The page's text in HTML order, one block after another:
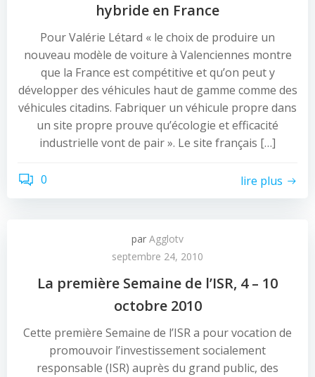
hybride en France
Pour Valérie Létard « le choix de produire un
nouveau modèle de voiture à Valenciennes montre
que la France est compétitive et qu’on peut y
développer des véhicules haut de gamme comme des
véhicules citadins. Fabriquer un véhicule propre dans
un site propre prouve qu’écologie et efficacité
industrielle vont de pair ». Le site français […]
0 lire plus
par Agglotv
septembre 24, 2010
La première Semaine de l’ISR, 4 – 10
octobre 2010
Cette première Semaine de l’ISR a pour vocation de
promouvoir l’investissement socialement
responsable (ISR) auprès du grand public, des